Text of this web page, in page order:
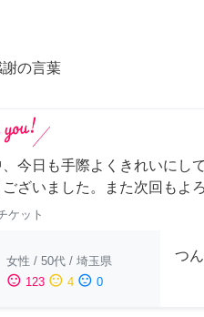
の言葉
今日も手際よくきれいにし
ございました。また次回もよ
ケット
女性 / 50代 / 埼玉県
sentiment_satisfied 123 sentiment_neutral 4 sentiment_dissatisfied 0
つ